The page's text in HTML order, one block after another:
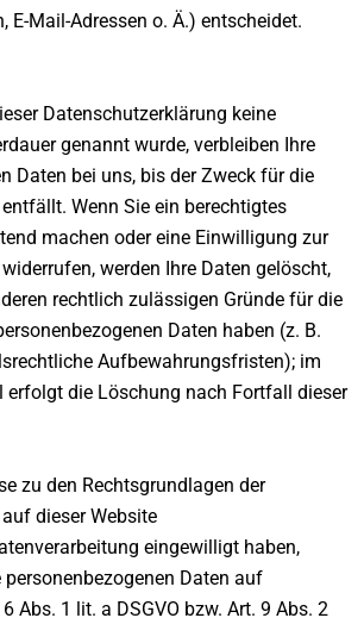
E-Mail-Adressen o. Ä.) entscheidet.
Datenschutzerklärung keine
genannt wurde, verbleiben Ihre
Daten bei uns, bis der Zweck für die
Wenn Sie ein berechtigtes
machen oder eine Einwilligung zur
werden Ihre Daten gelöscht,
rechtlich zulässigen Gründe für die
Daten haben (z. B.
Aufbewahrungsfristen); im
erfolgt die Löschung nach Fortfall dieser
zu den Rechtsgrundlagen der
dieser Website
eingewilligt haben,
Daten auf
Abs. 1 lit. a DSGVO bzw. Art. 9 Abs. 2